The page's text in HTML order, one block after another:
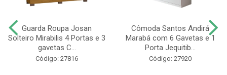
Guarda Roupa Josan
Solteiro Mirabilis 4 Portas e 3
gavetas C...
Código: 27816
Cômoda Santos Andirá
Marabá com 6 Gavetas e 1
Porta Jequitib...
Código: 27920